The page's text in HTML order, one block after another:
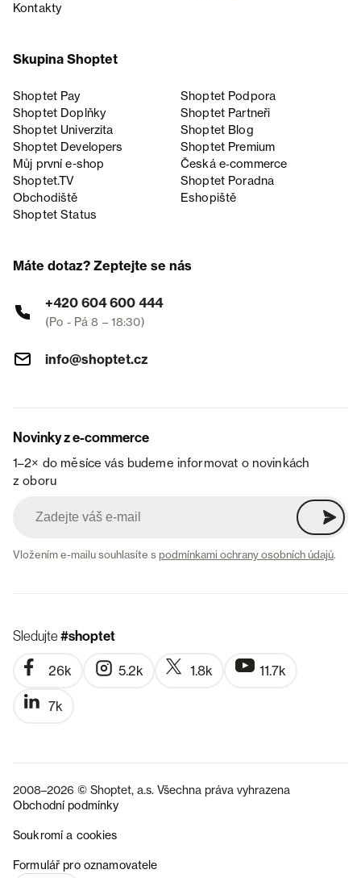
Kontakty
Skupina Shoptet
Shoptet Pay
Shoptet Podpora
Shoptet Doplňky
Shoptet Partneři
Shoptet Univerzita
Shoptet Blog
Shoptet Developers
Shoptet Premium
Můj první e-shop
Česká e‑commerce
Shoptet.TV
Shoptet Poradna
Obchodiště
Eshopiště
Shoptet Status
Máte dotaz? Zeptejte se nás
+420 604 600 444
(Po - Pá 8 – 18:30)
info@shoptet.cz
Novinky z e-commerce
1–2× do měsíce vás budeme informovat o novinkách
z oboru
Vložením e-mailu souhlasíte spodmínkami ochrany osobních údajů.
Sledujte#shoptet
26k 5.2k 1.8k 11.7k
7k
2008–2026 © Shoptet, a.s. Všechna práva vyhrazena
Obchodní podmínky
Soukromí a cookies
Formulář pro oznamovatele